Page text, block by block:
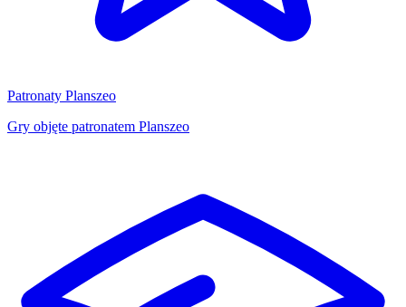
Patronaty Planszeo
Gry objęte patronatem Planszeo